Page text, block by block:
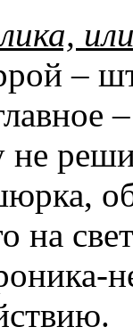
–
на